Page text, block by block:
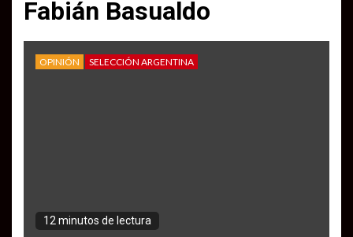
Fabián Basualdo
OPINIÓN SELECCIÓN ARGENTINA
12 minutos de lectura